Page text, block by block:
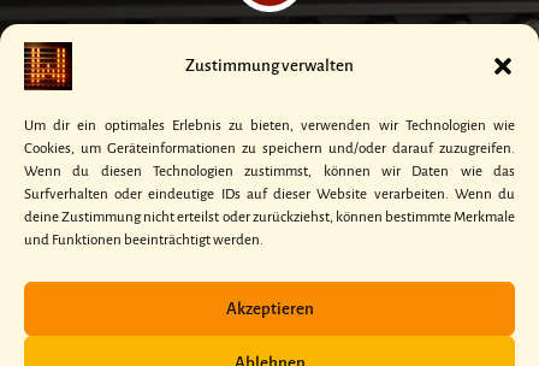
Zustimmung verwalten
Um dir ein optimales Erlebnis zu bieten, verwenden wir Technologien wie
Cookies, um Geräteinformationen zu speichern und/oder darauf zuzugreifen.
Wenn du diesen Technologien zustimmst, können wir Daten wie das
Surfverhalten oder eindeutige IDs auf dieser Website verarbeiten. Wenn du
deine Zustimmung nicht erteilst oder zurückziehst, können bestimmte Merkmale
und Funktionen beeinträchtigt werden.
Akzeptieren
Ablehnen
Datenschutzerklärung
Kontakt